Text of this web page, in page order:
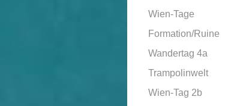
Wien-Tage
Formation/Ruine
Wandertag 4a
Trampolinwelt
Wien-Tag 2b